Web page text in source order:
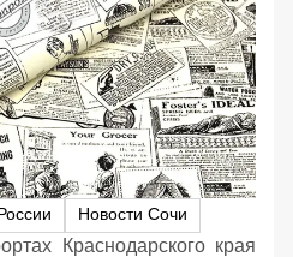
Новости Сочи
Краснодарского края